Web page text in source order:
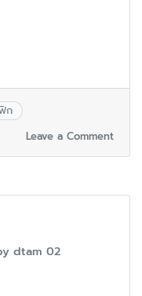
ก
Leave a Comment
dtam 02